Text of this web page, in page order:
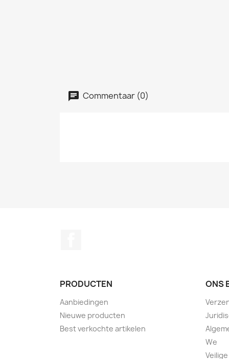
Commentaar (0)
PRODUCTEN
Aanbiedingen
Nieuwe producten
Best verkochte artikelen
ONS
We